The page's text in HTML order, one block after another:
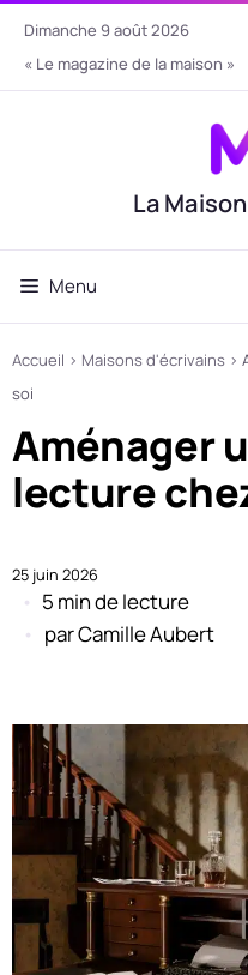
dimanche 9 août 2026
« Le magazine de la maison »
La
Menu
Accueil › Maisons d'écrivains ›
soi
Aménager
lecture
25 juin 2026
5 min de lecture
parCamille Aubert